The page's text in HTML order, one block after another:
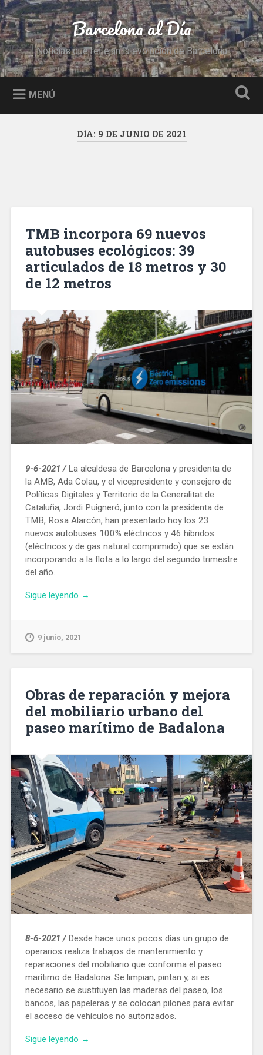
Saltar
al
contenido
Buscar Barcelona al Día
Noticias que reflejan la evolución de Barcelona
MENÚ
DÍA: 9 DE JUNIO DE 2021
TMB incorpora 69 nuevos
autobuses ecológicos: 39
articulados de 18 metros y 30
de 12 metros
9-6-2021 /La alcaldesa de Barcelona y presidenta de
la AMB, Ada Colau, y el vicepresidente y consejero de
Políticas Digitales y Territorio de la Generalitat de
Cataluña, Jordi Puigneró, junto con la presidenta de
TMB, Rosa Alarcón, han presentado hoy los 23
nuevos autobuses 100% eléctricos y 46 híbridos
(eléctricos y de gas natural comprimido) que se están
incorporando a la flota a lo largo del segundo trimestre
del año.
Sigue leyendo «TMB
nuevos
de
18
metros
de
12
metros»
→
9 junio, 2021
Obras de reparación y mejora
del mobiliario urbano del
paseo marítimo de Badalona
8-6-2021 /Desde hace unos pocos días un grupo de
operarios realiza trabajos de mantenimiento y
reparaciones del mobiliario que conforma el paseo
marítimo de Badalona. Se limpian, pintan y, si es
necesario se sustituyen las maderas del paseo, los
bancos, las papeleras y se colocan pilones para evitar
el acceso de vehículos no autorizados.
Sigue leyendo «Obras
→